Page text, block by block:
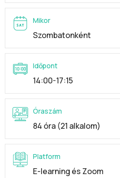
Mikor
Szombatonként
Időpont
14:00-17:15
Óraszám
84 óra (21 alkalom)
Platform
E-learning és Zoom